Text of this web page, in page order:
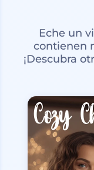
Eche un
contienen
¡Descubra